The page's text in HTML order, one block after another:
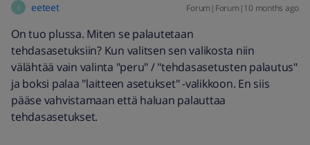
E eeteet Forum|Forum|10 months ago
On tuo plussa. Miten se palautetaan
tehdasasetuksiin? Kun valitsen sen valikosta niin
välähtää vain valinta "peru" / "tehdasasetusten palautus"
ja boksi palaa "laitteen asetukset" -valikkoon. En siis
pääse vahvistamaan että haluan palauttaa
tehdasasetukset.